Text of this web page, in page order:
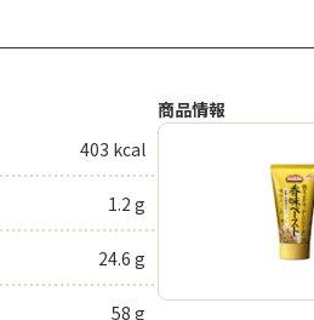
403 kcal
1.2 g
24.6 g
58 g
商品情報
「